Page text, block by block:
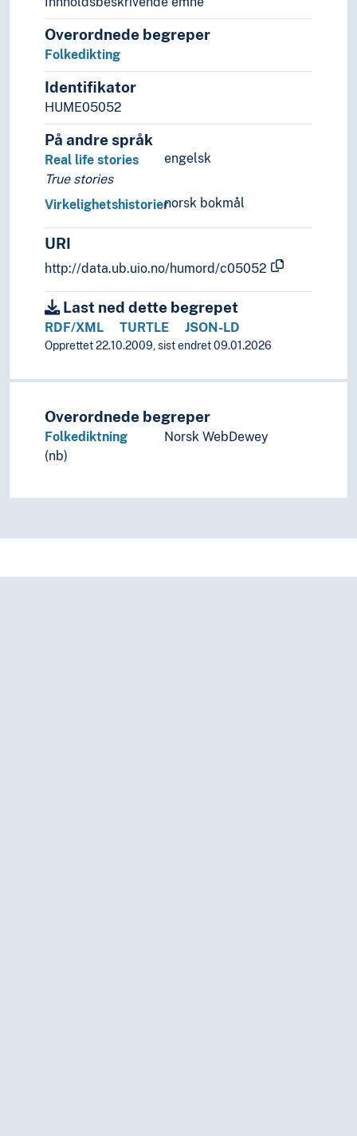
Overordnede begreper
Folkedikting
Identifikator
HUME05052
På andre språk
engelsk
Real life stories
True stories
norsk bokmål
Virkelighetshistorier
URI
http://data.ub.uio.no/humord/c05052
Last ned dette begrepet
RDF/XML TURTLE JSON-LD
Opprettet 22.10.2009, sist endret 09.01.2026
Overordnede begreper
Folkediktning
(nb)
Norsk WebDewey